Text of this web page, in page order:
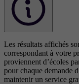
Les résultats affichés
correspondant à votre
proviennent d’écoles
pour chaque demande
maintenir un service